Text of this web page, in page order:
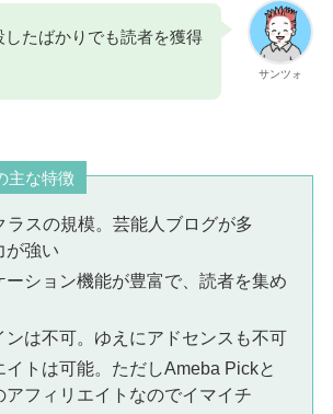
サンツォ
したばかりでも読者を獲得
主な特徴
ラスの規模。芸能人ブログが多
が強い
ーション機能が豊富で、読者を集め
ンは不可。ゆえにアドセンスも不可
イトは可能。ただしAmeba Pickと
アフィリエイトなのでイマイチ